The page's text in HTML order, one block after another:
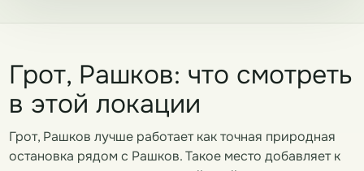
Грот, Рашков: что смотреть
в этой локации
Грот, Рашков лучше работает как точная природная
остановка рядом с Рашков. Такое место добавляет к